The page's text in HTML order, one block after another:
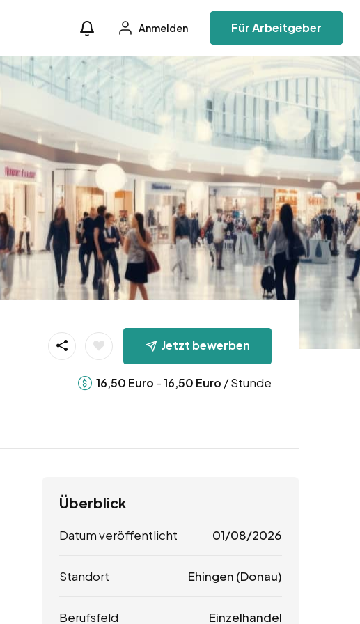
Anmelden Für Arbeitgeber
Jetzt bewerben
16,50 Euro -16,50 Euro / Stunde
Überblick
Datum veröffentlicht 01/08/2026
Standort Ehingen (Donau)
Berufsfeld Einzelhandel